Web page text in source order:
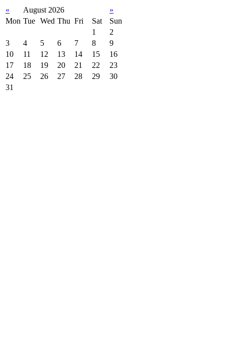
« August 2026
»
Mon Tue Wed Thu Fri Sat
Sun
1
2
3
4 5 6 7 8
9
10
11 12 13 14 15
16
17
18 19 20 21 22
23
24
25 26 27 28 29
30
31